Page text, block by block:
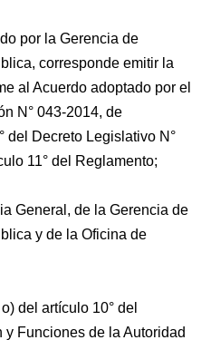
por la Gerencia de
corresponde emitir la
al Acuerdo adoptado por el
N° 043-2014, de
del Decreto Legislativo N°
11° del Reglamento;
General, de la Gerencia de
y de la Oficina de
del artículo 10° del
Funciones de la Autoridad